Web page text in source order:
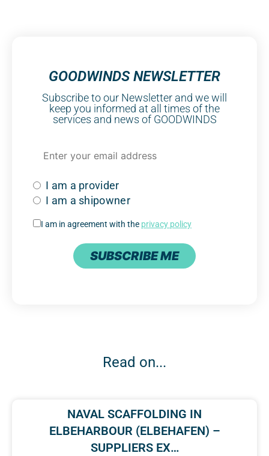
GOODWINDS NEWSLETTER
Subscribe to our Newsletter and we will
keep you informed at all times of the
services and news of GOODWINDS
I am a provider
I am a shipowner
I am in agreement with the privacy policy
SUBSCRIBE ME
Read on...
NAVAL SCAFFOLDING IN
ELBEHARBOUR (ELBEHAFEN) –
SUPPLIERS EX…